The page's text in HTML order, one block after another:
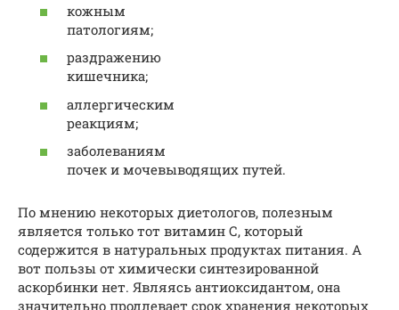
кожным
патологиям;
раздражению
кишечника;
аллергическим
реакциям;
заболеваниям
почек и мочевыводящих путей.
По мнению некоторых диетологов, полезным
является только тот витамин С, который
содержится в натуральных продуктах питания. А
вот пользы от химически синтезированной
аскорбинки нет. Являясь антиоксидантом, она
значительно продлевает срок хранения некоторых